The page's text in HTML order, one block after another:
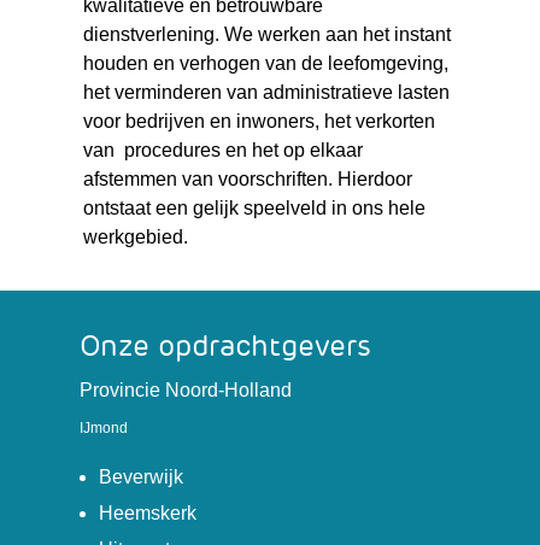
kwalitatieve en betrouwbare
dienstverlening. We werken aan het instant
houden en verhogen van de leefomgeving,
het verminderen van administratieve lasten
voor bedrijven en inwoners, het verkorten
van procedures en het op elkaar
afstemmen van voorschriften. Hierdoor
ontstaat een gelijk speelveld in ons hele
werkgebied.
Onze opdrachtgevers
Provincie Noord-Holland(verwijst
IJmond
Beverwijk(verwijst
naar
Heemskerk(verwijst